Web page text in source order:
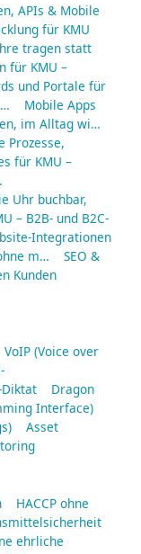
APIs & Mobile
für KMU
tragen statt
für KMU –
und Portale für
Mobile Apps
im Alltag wi…
Prozesse,
für KMU –
Uhr buchbar,
– B2B- und B2C-
Integrationen
m…
SEO &
Kunden
VoIP (Voice over
Diktat
Dragon
Interface)
Asset
HACCP ohne
ehrliche